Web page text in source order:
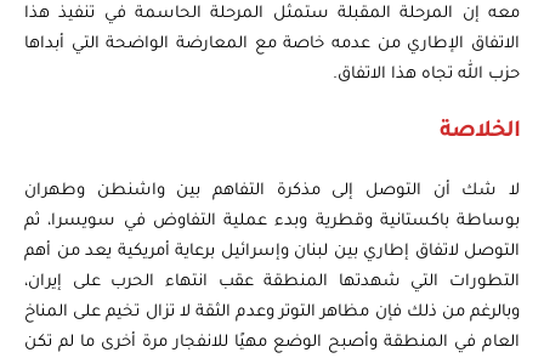
معه إن المرحلة المقبلة ستمثل المرحلة الحاسمة في تنفيذ هذا
الاتفاق الإطاري من عدمه خاصة مع المعارضة الواضحة التي أبداها
حزب الله تجاه هذا الاتفاق.
الخلاصة
لا شك أن التوصل إلى مذكرة التفاهم بين واشنطن وطهران
بوساطة باكستانية وقطرية وبدء عملية التفاوض في سويسرا، ثم
التوصل لاتفاق إطاري بين لبنان وإسرائيل برعاية أمريكية يعد من أهم
التطورات التي شهدتها المنطقة عقب انتهاء الحرب على إيران،
وبالرغم من ذلك فإن مظاهر التوتر وعدم الثقة لا تزال تخيم على المناخ
العام في المنطقة وأصبح الوضع مهيًا للانفجار مرة أخرى ما لم تكن